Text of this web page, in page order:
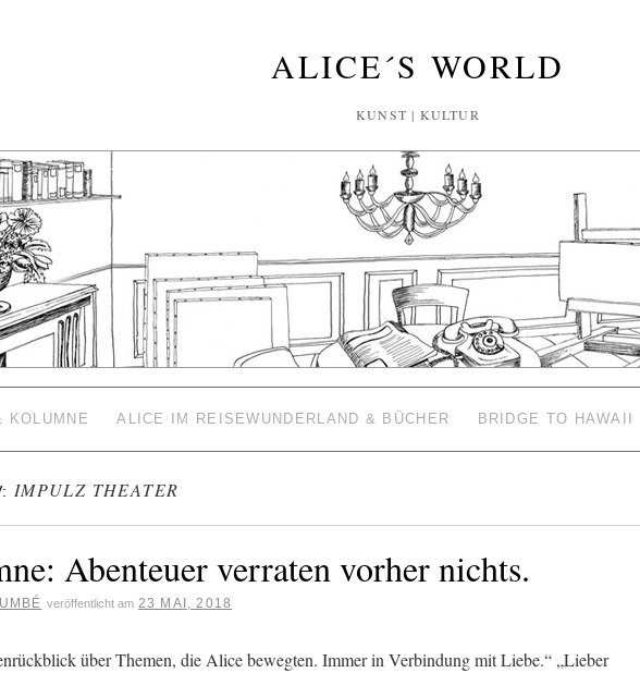
ALICE´S WORLD
KUNST | KULTUR
KOLUMNE ALICE IM REISEWUNDERLAND & BÜCHER BRIDGE TO HAWAII
IMPULZ THEATER
Abenteuer verraten vorher nichts.
veröffentlicht am 23 MAI, 2018
über Themen, die Alice bewegten. Immer in Verbindung mit Liebe.“ „Lieber